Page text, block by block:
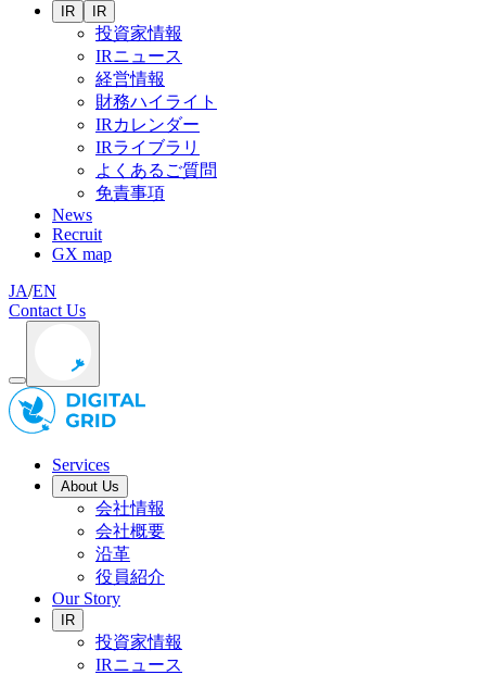
IR IR
投資家情報
IRニュース
経営情報
財務ハイライト
IRカレンダー
IRライブラリ
よくあるご質問
免責事項
News
Recruit
GX map
JA/EN
Contact Us
Services
About Us
会社情報
会社概要
沿革
役員紹介
Our Story
IR
投資家情報
IRニュース